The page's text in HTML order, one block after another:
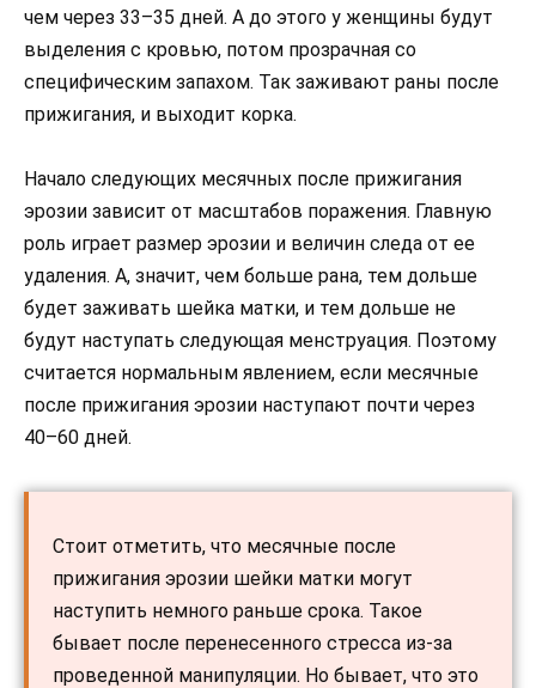
чем через 33–35 дней. А до этого у женщины будут
выделения с кровью, потом прозрачная со
специфическим запахом. Так заживают раны после
прижигания, и выходит корка.
Начало следующих месячных после прижигания
эрозии зависит от масштабов поражения. Главную
роль играет размер эрозии и величин следа от ее
удаления. А, значит, чем больше рана, тем дольше
будет заживать шейка матки, и тем дольше не
будут наступать следующая менструация. Поэтому
считается нормальным явлением, если месячные
после прижигания эрозии наступают почти через
40–60 дней.
Стоит отметить, что месячные после
прижигания эрозии шейки матки могут
наступить немного раньше срока. Такое
бывает после перенесенного стресса из-за
проведенной манипуляции. Но бывает, что это